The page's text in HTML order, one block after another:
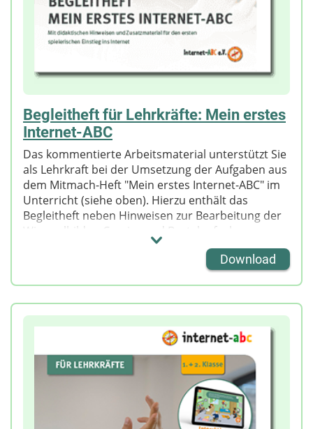
Begleitheft für Lehrkräfte: Mein erstes
Internet-ABC
Das kommentierte Arbeitsmaterial unterstützt Sie
als Lehrkraft bei der Umsetzung der Aufgaben aus
dem Mitmach-Heft "Mein erstes Internet-ABC" im
Unterricht (siehe oben). Hierzu enthält das
Begleitheft neben Hinweisen zur Bearbeitung der
Wimmelbilder, Comics und Bastelaufgaben
zusätzliche Anregungen für Gesprächsanlässe in
Über Spiele, kreative Impulse oder Ideen zur
aktiven Medienarbeit erfahren Sie mehr über den
Kenntnisstand Ihrer Klasse und können so
gezielter weiterarbeiten.
Zusätzlich erhalten Sie Hintergrundinformationen
zum altersgemäßen Mediengebrauch der Kinder
sowie zur medienpädagogischen Zielsetzung der
Download